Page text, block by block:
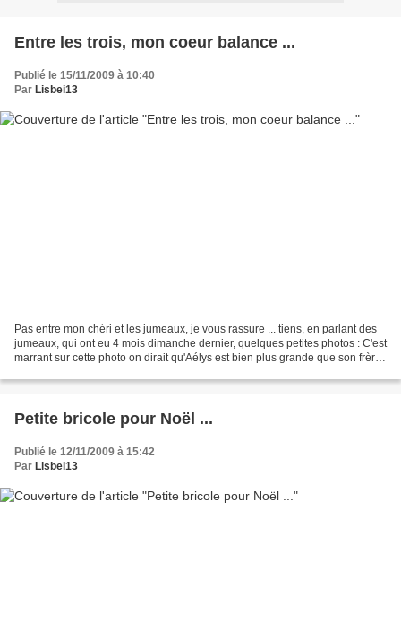
Entre les trois, mon coeur balance ...
Publié le 15/11/2009 à 10:40
Par Lisbei13
Pas entre mon chéri et les jumeaux, je vous rassure ... tiens, en parlant des
jumeaux, qui ont eu 4 mois dimanche dernier, quelques petites photos : C'est
marrant sur cette photo on dirait qu'Aélys est bien plus grande que son frère
Petite bricole pour Noël ...
Publié le 12/11/2009 à 15:42
Par Lisbei13